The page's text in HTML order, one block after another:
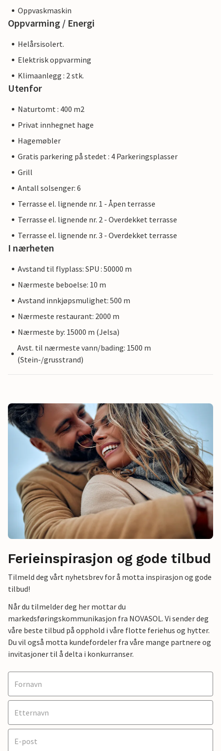
Oppvaskmaskin
Oppvarming / Energi
Helårsisolert.
Elektrisk oppvarming
Klimaanlegg : 2 stk.
Utenfor
Naturtomt : 400 m2
Privat innhegnet hage
Hagemøbler
Gratis parkering på stedet : 4 Parkeringsplasser
Grill
Antall solsenger: 6
Terrasse el. lignende nr. 1 - Åpen terrasse
Terrasse el. lignende nr. 2 - Overdekket terrasse
Terrasse el. lignende nr. 3 - Overdekket terrasse
I nærheten
Avstand til flyplass: SPU : 50000 m
Nærmeste beboelse: 10 m
Avstand innkjøpsmulighet: 500 m
Nærmeste restaurant: 2000 m
Nærmeste by: 15000 m (Jelsa)
Avst. til nærmeste vann/bading: 1500 m
(Stein-/grusstrand)
Ferieinspirasjon og gode tilbud
Tilmeld deg vårt nyhetsbrev for å motta inspirasjon og gode
tilbud!
Når du tilmelder deg her mottar du
markedsføringskommunikasjon fra NOVASOL. Vi sender deg
våre beste tilbud på opphold i våre flotte feriehus og hytter.
Du vil også motta kundefordeler fra våre mange partnere og
invitasjoner til å delta i konkurranser.